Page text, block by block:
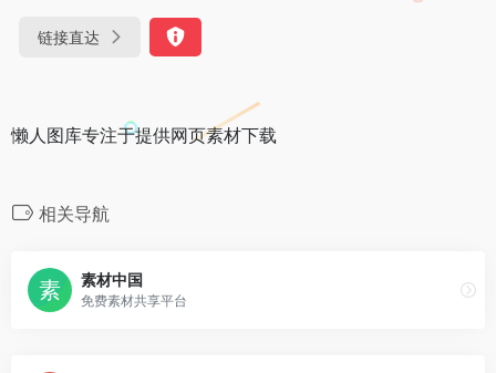
链接直达
懒人图库专注于提供网页素材下载
相关导航
素材中国
免费素材共享平台